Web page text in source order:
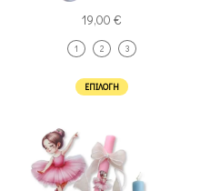
19,00 €
1 2 3
ΕΠΙΛΟΓΉ